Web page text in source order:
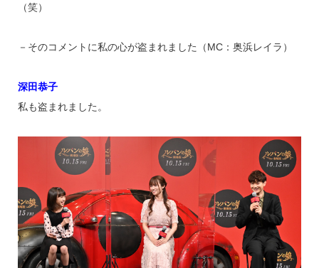
（笑）
－そのコメントに私の心が盗まれました（MC：奥浜レイラ）
深田恭子
私も盗まれました。